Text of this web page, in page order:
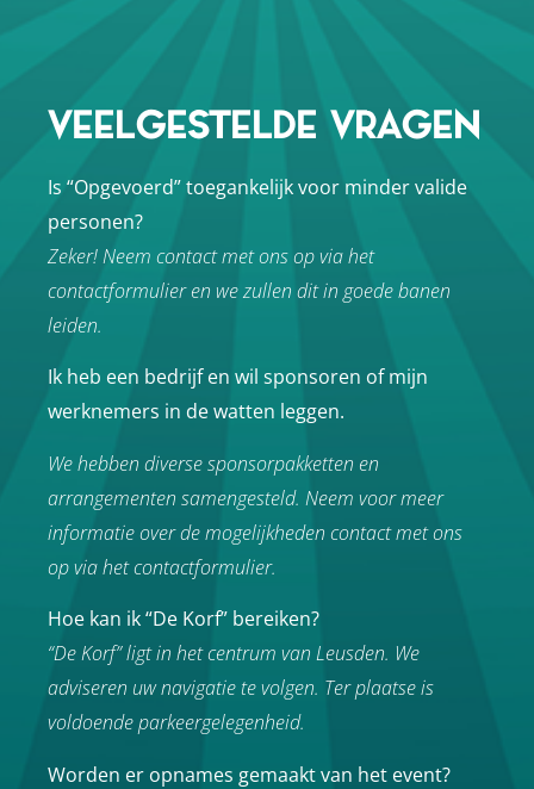
VEELGESTELDE VRAGEN
Is “Opgevoerd” toegankelijk voor minder valide
personen?
Zeker! Neem contact met ons op via het
contactformulier en we zullen dit in goede banen
leiden.
Ik heb een bedrijf en wil sponsoren of mijn
werknemers in de watten leggen.
We hebben diverse sponsorpakketten en
arrangementen samengesteld. Neem voor meer
informatie over de mogelijkheden contact met ons
op via het contactformulier.
Hoe kan ik “De Korf” bereiken?
“De Korf” ligt in het centrum van Leusden. We
adviseren uw navigatie te volgen. Ter plaatse is
voldoende parkeergelegenheid.
Worden er opnames gemaakt van het event?